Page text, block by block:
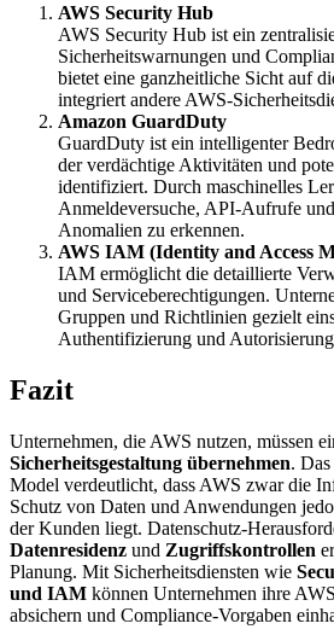
AWS Security Hub
AWS Security Hub ist ein
Sicherheitswarnungen und
bietet eine ganzheitliche Sicht auf
integriert andere AWS-
Amazon GuardDuty
GuardDuty ist ein intelligenter
der verdächtige Aktivitäten und
identifiziert. Durch maschinelles
Anmeldeversuche, API-Aufrufe
Anomalien zu erkennen.
AWS IAM (Identity and Access
IAM ermöglicht die detaillierte
und Serviceberechtigungen.
Gruppen und Richtlinien gezielt
Authentifizierung und
Fazit
Unternehmen, die AWS nutzen, müssen
Sicherheitsgestaltung übernehmen.
Model verdeutlicht, dass AWS zwar die
Schutz von Daten und Anwendungen
der Kunden liegt. Datenschutz-
Datenresidenz und Zugriffskontrollen
Planung. Mit Sicherheitsdiensten wie
und IAM können Unternehmen ihre
absichern und Compliance-Vorgaben